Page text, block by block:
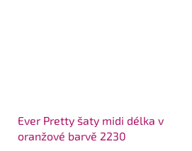
Ever Pretty šaty midi délka v
oranžové barvě 2230